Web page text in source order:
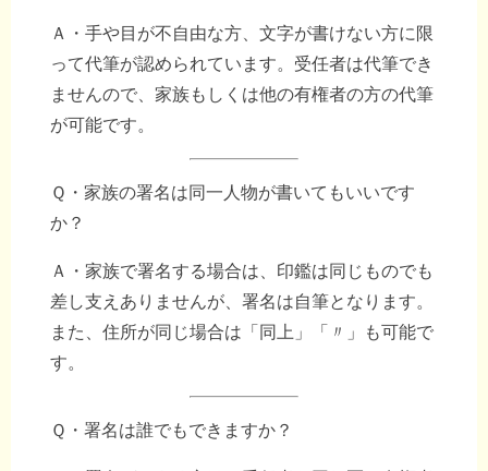
Ａ・手や目が不自由な方、文字が書けない方に限
って代筆が認められています。受任者は代筆でき
ませんので、家族もしくは他の有権者の方の代筆
が可能です。
Ｑ・家族の署名は同一人物が書いてもいいです
か？
Ａ・家族で署名する場合は、印鑑は同じものでも
差し支えありませんが、署名は自筆となります。
また、住所が同じ場合は「同上」「〃」も可能で
す。
Ｑ・署名は誰でもできますか？